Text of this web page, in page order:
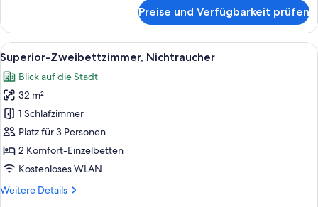
Nichtraucher
(Residential)
Preise und Verfügbarkeit prüfen
Alle
Fotos
für
Superior-
Zweibettzimmer,
Nichtraucher
anzeigen
Ein Hotelzimmer mit zwei Betten,
22
Superior-Zweibettzimmer, Nichtraucher
Blick auf die Stadt
32 m²
1 Schlafzimmer
Platz für 3 Personen
2 Komfort-Einzelbetten
Kostenloses WLAN
Weitere Details
Weitere